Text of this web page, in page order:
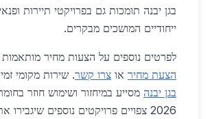
בגן יבנה תומכות גם בפרויקטי תיירות
ייחודיים המושכים מבקרים.
לפרטים נוספים על הצעות מחיר מותאמות
הצעת מחיר או צרו קשר. שירות מקומי
בגן יבנה מסייע במיחזור ושימוש חוזר
2026 צפויים פרויקטים נוספים